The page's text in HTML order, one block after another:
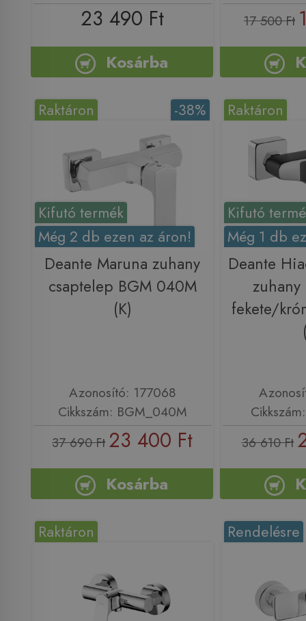
23 490 Ft
Kosárba
17 500 Ft
Kifutó termék
Még 2 db ezen az áron!
-38%
Raktáron
Deante Maruna zuhany
csaptelep BGM 040M
(K)
Azonosító: 177068
Cikkszám: BGM_040M
37 690 Ft 23 400 Ft
Kosárba
Kifutó
Még 1 db
Raktáron
Deante
fekete/
36 610 Ft
Raktáron Rendelésre